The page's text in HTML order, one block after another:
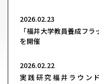
2026.02.23
「福井大学教員養成フラ
を開催
2026.02.22
実践研究福井ラウン